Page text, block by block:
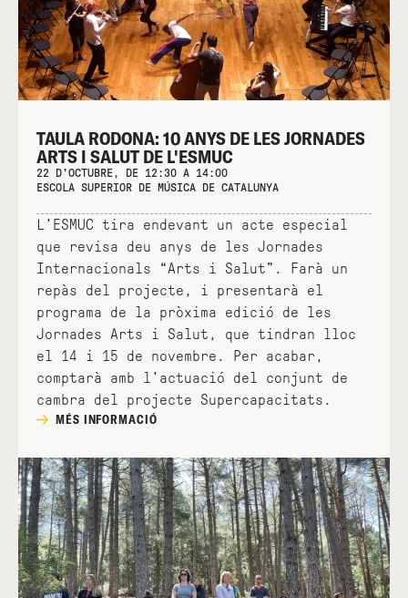
TAULA RODONA: 10 ANYS DE LES JORNADES
ARTS I SALUT DE L'ESMUC
22 D'OCTUBRE, DE 12:30 A 14:00
ESCOLA SUPERIOR DE MÚSICA DE CATALUNYA
L’ESMUC tira endevant un acte especial
que revisa deu anys de les Jornades
Internacionals “Arts i Salut”. Farà un
repàs del projecte, i presentarà el
programa de la pròxima edició de les
Jornades Arts i Salut, que tindran lloc
el 14 i 15 de novembre. Per acabar,
comptarà amb l'actuació del conjunt de
cambra del projecte Supercapacitats.
MÉS INFORMACIÓ